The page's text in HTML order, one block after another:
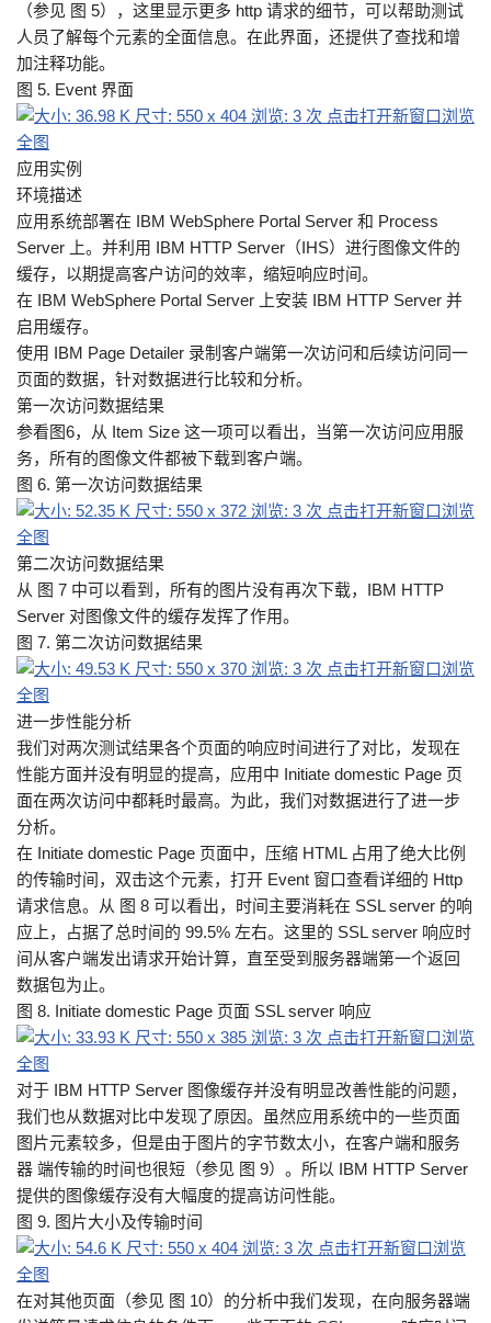
（参见 图 5），这里显示更多 http 请求的细节，可以帮助测试
人员了解每个元素的全面信息。在此界面，还提供了查找和增
加注释功能。
图 5. Event 界面
应用实例
环境描述
应用系统部署在 IBM WebSphere Portal Server 和 Process
Server 上。并利用 IBM HTTP Server（IHS）进行图像文件的
缓存，以期提高客户访问的效率，缩短响应时间。
在 IBM WebSphere Portal Server 上安装 IBM HTTP Server 并
启用缓存。
使用 IBM Page Detailer 录制客户端第一次访问和后续访问同一
页面的数据，针对数据进行比较和分析。
第一次访问数据结果
参看图6，从 Item Size 这一项可以看出，当第一次访问应用服
务，所有的图像文件都被下载到客户端。
图 6. 第一次访问数据结果
第二次访问数据结果
从 图 7 中可以看到，所有的图片没有再次下载，IBM HTTP
Server 对图像文件的缓存发挥了作用。
图 7. 第二次访问数据结果
进一步性能分析
我们对两次测试结果各个页面的响应时间进行了对比，发现在
性能方面并没有明显的提高，应用中 Initiate domestic Page 页
面在两次访问中都耗时最高。为此，我们对数据进行了进一步
分析。
在 Initiate domestic Page 页面中，压缩 HTML 占用了绝大比例
的传输时间，双击这个元素，打开 Event 窗口查看详细的 Http
请求信息。从 图 8 可以看出，时间主要消耗在 SSL server 的响
应上，占据了总时间的 99.5% 左右。这里的 SSL server 响应时
间从客户端发出请求开始计算，直至受到服务器端第一个返回
数据包为止。
图 8. Initiate domestic Page 页面 SSL server 响应
对于 IBM HTTP Server 图像缓存并没有明显改善性能的问题，
我们也从数据对比中发现了原因。虽然应用系统中的一些页面
图片元素较多，但是由于图片的字节数太小，在客户端和服务
器 端传输的时间也很短（参见 图 9）。所以 IBM HTTP Server
提供的图像缓存没有大幅度的提高访问性能。
图 9. 图片大小及传输时间
在对其他页面（参见 图 10）的分析中我们发现，在向服务器端